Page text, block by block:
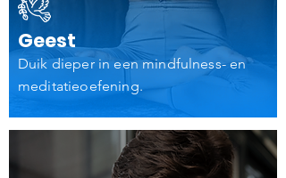
Geest
Duik dieper in een mindfulness- en
meditatieoefening.